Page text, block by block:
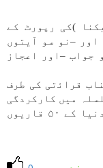
)كی رپورٹ كے
اور –نو سو آيتوں
جواب –اور اعجاز
قراﺋتی كی طرف
میں كاركردگی
كرنے والی ۴۹ ساﺋیٹوں كا تعارف اور دنيا كے ۵۰ قاريوں